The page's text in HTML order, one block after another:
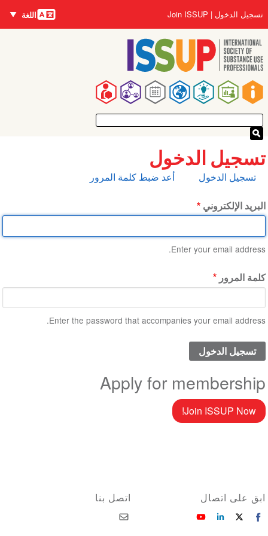
إلى
المحتوى
الرئيسي
Main
navigation
User
account
menu
تسجيل الدخول Join ISSUP اللغات
اللغة
تسجيل الدخول
التبويبات
الأساسية
تسجيل الدخول أعد ضبط كلمة المرور
البريد الإلكتروني
Enter your email address.
كلمة المرور
Enter the password that accompanies your email address.
Apply for membership
Join ISSUP Now!
اتصل بنا ابق على اتصال